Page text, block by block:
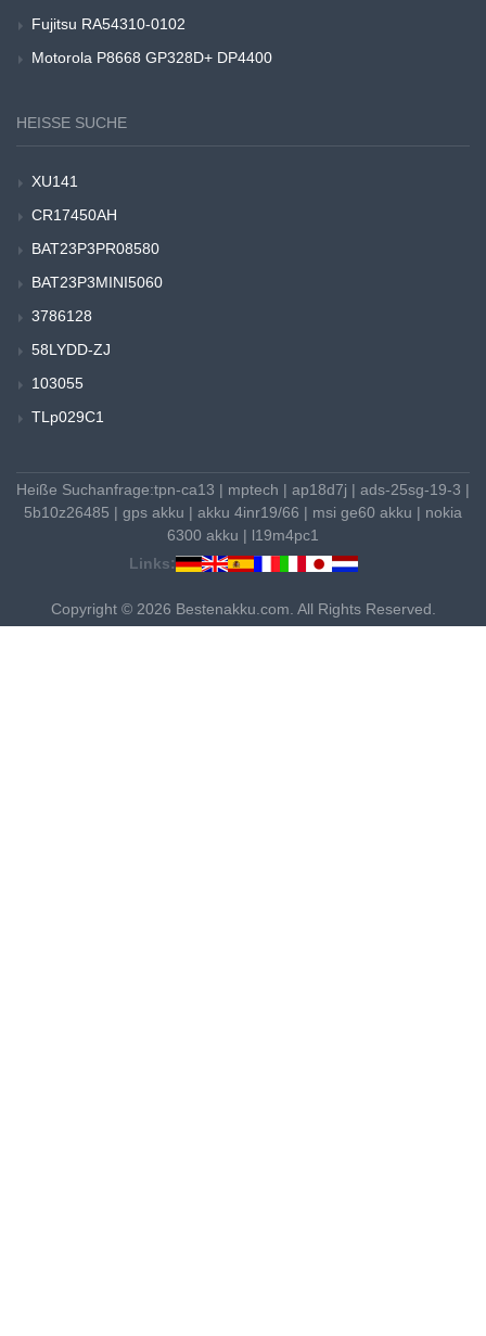
Fujitsu RA54310-0102
Motorola P8668 GP328D+ DP4400
HEISSE SUCHE
XU141
CR17450AH
BAT23P3PR08580
BAT23P3MINI5060
3786128
58LYDD-ZJ
103055
TLp029C1
Heiße Suchanfrage:tpn-ca13 | mptech | ap18d7j | ads-25sg-19-3 |
5b10z26485 | gps akku | akku 4inr19/66 | msi ge60 akku | nokia
6300 akku | l19m4pc1
Links:
Copyright © 2026 Bestenakku.com. All Rights Reserved.